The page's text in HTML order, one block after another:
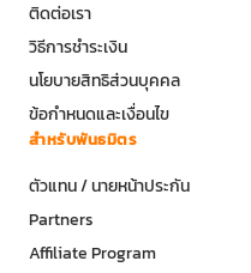
ติดต่อเรา
วิธีการชำระเงิน
นโยบายสิทธิส่วนบุคคล
ข้อกำหนดและเงื่อนไข
สำหรับพันธมิตร
ตัวแทน / นายหน้าประกัน
Partners
Affiliate Program